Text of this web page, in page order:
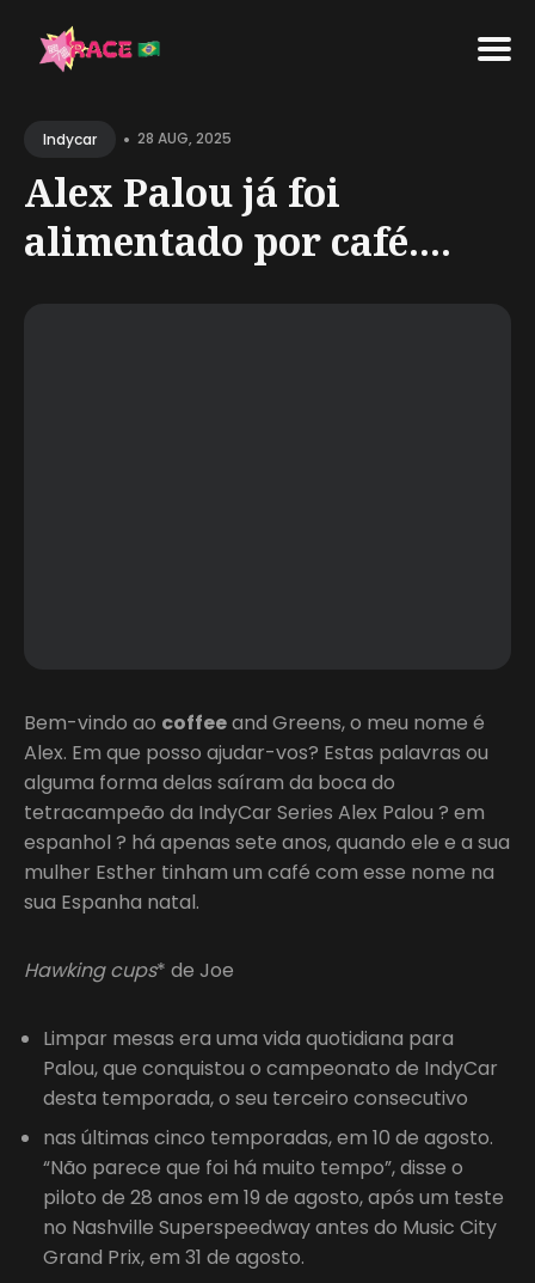
for
Blog
Indycar • 28 AUG, 2025
Alex Palou já foi
alimentado por café....
Bem-vindo ao coffeeand Greens, o meu nome é
Alex. Em que posso ajudar-vos? Estas palavras ou
alguma forma delas saíram da boca do
tetracampeão da IndyCar Series Alex Palou ? em
espanhol ? há apenas sete anos, quando ele e a sua
mulher Esther tinham um café com esse nome na
sua Espanha natal.
Hawking cups* de Joe
Limpar mesas era uma vida quotidiana para
Palou, que conquistou o campeonato de IndyCar
desta temporada, o seu terceiro consecutivo
nas últimas cinco temporadas, em 10 de agosto.
“Não parece que foi há muito tempo”, disse o
piloto de 28 anos em 19 de agosto, após um teste
no Nashville Superspeedway antes do Music City
Grand Prix, em 31 de agosto.